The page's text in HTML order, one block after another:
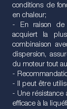
conditions de
en chaleur;
- En raison de
acquiert la
combinaison
dispersion,
du moteur tout
-
- Il peut être
- Une résistance
efficace à la